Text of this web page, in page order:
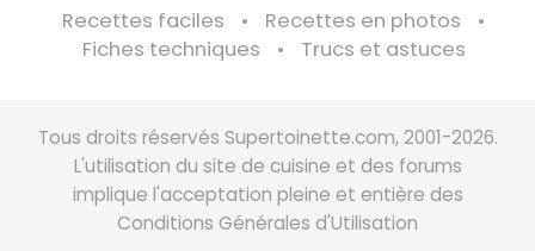
Recettes faciles
Recettes en photos
Fiches techniques
Trucs et astuces
Tous droits réservés Supertoinette.com, 2001-2026.
L'utilisation du site de cuisine et des forums
implique l'acceptation pleine et entière des
Conditions Générales d'Utilisation